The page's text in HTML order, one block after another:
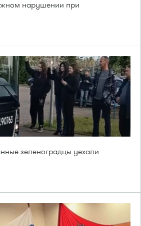
нарушении при
зеленоградцы уехали